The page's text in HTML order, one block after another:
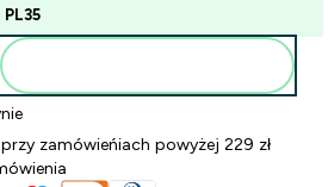
PL35
zamówieńiach powyżej 229 zł